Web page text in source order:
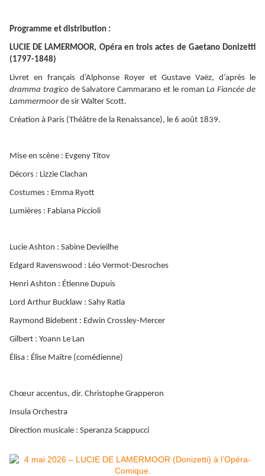
Programme et distribution :
LUCIE DE LAMERMOOR, Opéra en trois actes de Gaetano Donizetti
(1797-1848)
Livret en français d’Alphonse Royer et Gustave Vaëz, d’après le
dramma tragicode Salvatore Cammarano et le romanLa Fiancée de
Lammermoorde sir Walter Scott.
Création à Paris (Théâtre de la Renaissance), le 6 août 1839.
Mise en scène : Evgeny Titov
Décors : Lizzie Clachan
Costumes : Emma Ryott
Lumières : Fabiana Piccioli
Lucie Ashton : Sabine Devieilhe
Edgard Ravenswood : Léo Vermot-Desroches
Henri Ashton : Étienne Dupuis
Lord Arthur Bucklaw : Sahy Ratia
Raymond Bidebent : Edwin Crossley-Mercer
Gilbert : Yoann Le Lan
Élisa : Élise Maître (comédienne)
Chœur accentus, dir. Christophe Grapperon
Insula Orchestra
Direction musicale : Speranza Scappucci